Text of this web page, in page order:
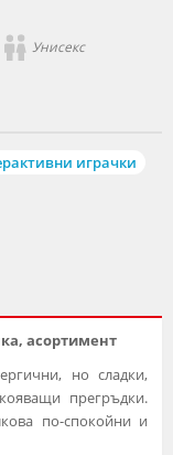
играчки
Унисекс
асортимент
но сладки,
прегръдки.
по-спокойни и